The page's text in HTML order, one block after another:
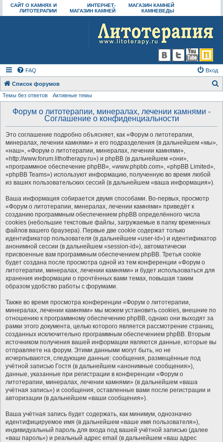
САЙТ О КАМНЯХ И
ЛИТОТЕРАПИИ
ИНТЕРНЕТ-
МАГАЗИН КАМНЕЙ
МАГАЗИН КАМНЕЙ
КАМНЕВЕДЫ
FAQ Вход
Список форумов
Темы без ответов Активные темы
Форум о литотерапии, минералах, лечении камнями -
Соглашение о конфиденциальности
Это соглашение подробно объясняет, как «Форум о литотерапии,
минералах, лечении камнями» и его подразделения (в дальнейшем «мы»,
«наш», «Форум о литотерапии, минералах, лечении камнями»,
«http://www.forum.lithotherapy.ru») и phpBB (в дальнейшем «они»,
«программное обеспечение phpBB», «www.phpbb.com», «phpBB Limited»,
«phpBB Teams») используют информацию, полученную во время любой
из ваших пользовательских сессий (в дальнейшем «ваша информация»).
Ваша информация собирается двумя способами. Во-первых, просмотр
«Форум о литотерапии, минералах, лечении камнями» приведёт к
созданию программным обеспечением phpBB определённого числа
cookies (небольшие текстовые файлы, загружаемые в папку временных
файлов вашего браузера). Первые две cookie содержат только
идентификатор пользователя (в дальнейшем «user-id») и идентификатор
анонимной сессии (в дальнейшем «session-id»), автоматически
присвоенные вам программным обеспечением phpBB. Третья cookie
будет создана после просмотра одной из тем конференции «Форум о
литотерапии, минералах, лечении камнями» и будет использоваться для
хранения информации о прочтённых вами темах, повышая таким
образом удобство работы с форумами.
Также во время просмотра конференции «Форум о литотерапии,
минералах, лечении камнями» мы можем установить cookies, внешние по
отношению к программному обеспечению phpBB, однако они выходят за
рамки этого документа, целью которого является рассмотрение страниц,
созданных исключительно программным обеспечением phpBB. Вторым
источником получения вашей информации являются данные, которые вы
отправляете на форум. Этими данными могут быть, но не
исчерпываются, следующие данные: сообщения, размещённые под
учётной записью Гостя (в дальнейшем «анонимные сообщения»),
данные, указанные при регистрации в конференции «Форум о
литотерапии, минералах, лечении камнями» (в дальнейшем «ваша
учётная запись») и сообщения, оставленные вами после регистрации и
авторизации (в дальнейшем «ваши сообщения»).
Ваша учётная запись будет содержать, как минимум, однозначно
идентифицируемое имя (в дальнейшем «ваше имя пользователя»),
индивидуальный пароль для входа под вашей учётной записью (далее
«ваш пароль») и реальный адрес email (в дальнейшем «ваш адрес